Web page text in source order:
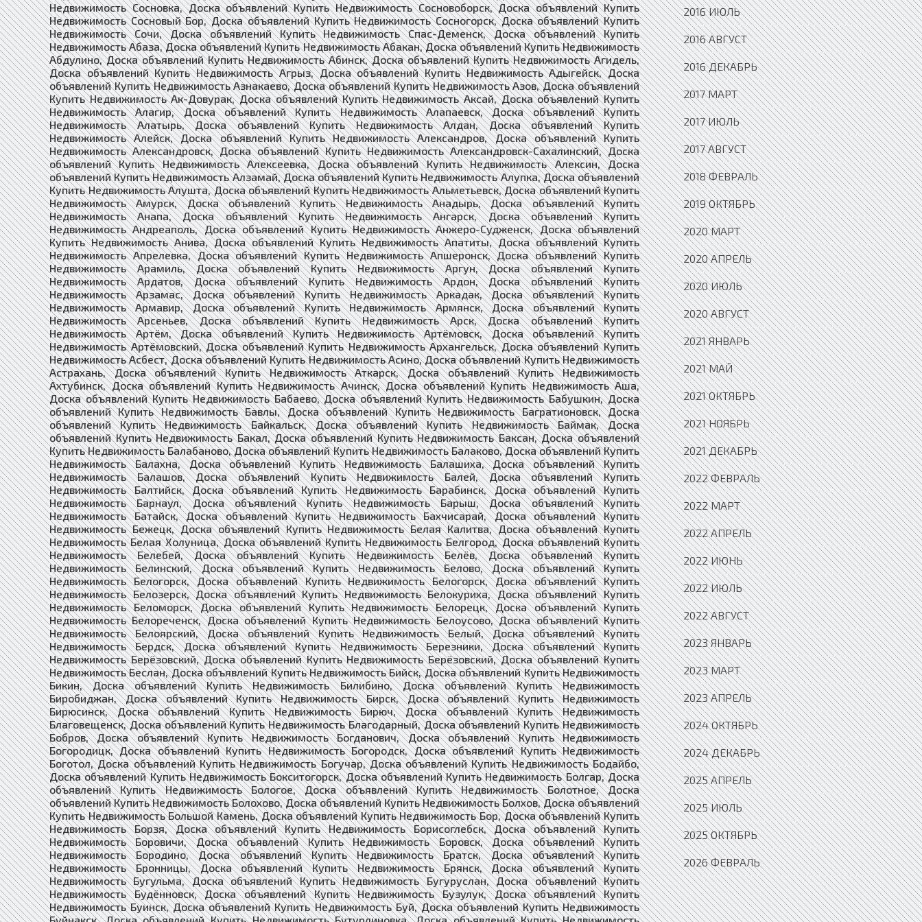
2016 ИЮЛЬ
2016 АВГУСТ
2016 ДЕКАБРЬ
2017 МАРТ
2017 ИЮЛЬ
2017 АВГУСТ
2018 ФЕВРАЛЬ
2019 ОКТЯБРЬ
2020 МАРТ
2020 АПРЕЛЬ
2020 ИЮЛЬ
2020 АВГУСТ
2021 ЯНВАРЬ
2021 МАЙ
2021 ОКТЯБРЬ
2021 НОЯБРЬ
2021 ДЕКАБРЬ
2022 ФЕВРАЛЬ
2022 МАРТ
2022 АПРЕЛЬ
2022 ИЮНЬ
2022 ИЮЛЬ
2022 АВГУСТ
2023 ЯНВАРЬ
2023 МАРТ
2023 АПРЕЛЬ
2024 ОКТЯБРЬ
2024 ДЕКАБРЬ
2025 АПРЕЛЬ
2025 ИЮЛЬ
2025 ОКТЯБРЬ
2026 ФЕВРАЛЬ